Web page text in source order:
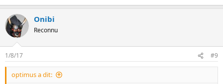
Onibi
Reconnu
1/8/17 #9
optimus a dit: